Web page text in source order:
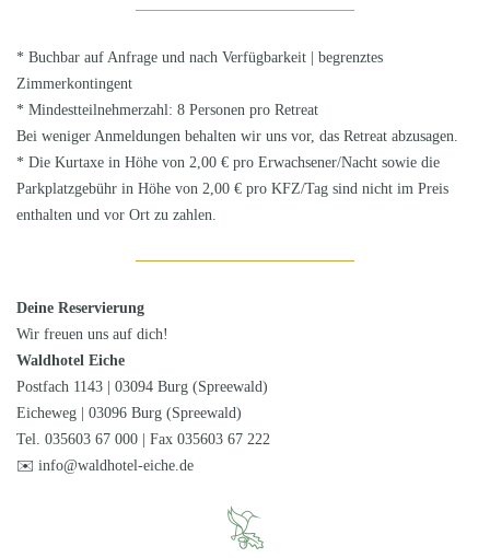
* Buchbar auf Anfrage und nach Verfügbarkeit | begrenztes
Zimmerkontingent
* Mindestteilnehmerzahl: 8 Personen pro Retreat
Bei weniger Anmeldungen behalten wir uns vor, das Retreat abzusagen.
* Die Kurtaxe in Höhe von 2,00 € pro Erwachsener/Nacht sowie die
Parkplatzgebühr in Höhe von 2,00 € pro KFZ/Tag sind nicht im Preis
enthalten und vor Ort zu zahlen.
Deine Reservierung
Wir freuen uns auf dich!
Waldhotel Eiche
Postfach 1143 | 03094 Burg (Spreewald)
Eicheweg | 03096 Burg (Spreewald)
Tel. 035603 67 000 | Fax 035603 67 222
✉️ info@waldhotel-eiche.de